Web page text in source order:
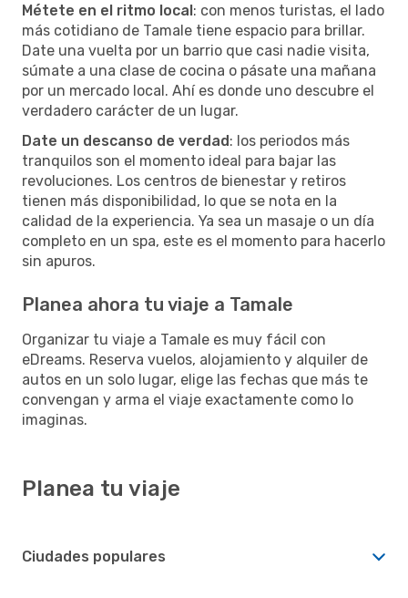
Métete en el ritmo local: con menos turistas, el lado
más cotidiano de Tamale tiene espacio para brillar.
Date una vuelta por un barrio que casi nadie visita,
súmate a una clase de cocina o pásate una mañana
por un mercado local. Ahí es donde uno descubre el
verdadero carácter de un lugar.
Date un descanso de verdad: los periodos más
tranquilos son el momento ideal para bajar las
revoluciones. Los centros de bienestar y retiros
tienen más disponibilidad, lo que se nota en la
calidad de la experiencia. Ya sea un masaje o un día
completo en un spa, este es el momento para hacerlo
sin apuros.
Planea ahora tu viaje a Tamale
Organizar tu viaje a Tamale es muy fácil con
eDreams. Reserva vuelos, alojamiento y alquiler de
autos en un solo lugar, elige las fechas que más te
convengan y arma el viaje exactamente como lo
imaginas.
Planea tu viaje
Ciudades populares